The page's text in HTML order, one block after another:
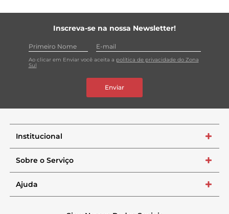
Inscreva-se na nossa Newsletter!
Ao clicar em Enviar você aceita a política de privacidade do Zona
Sul
Enviar
Institucional +
Sobre o Serviço +
Ajuda +